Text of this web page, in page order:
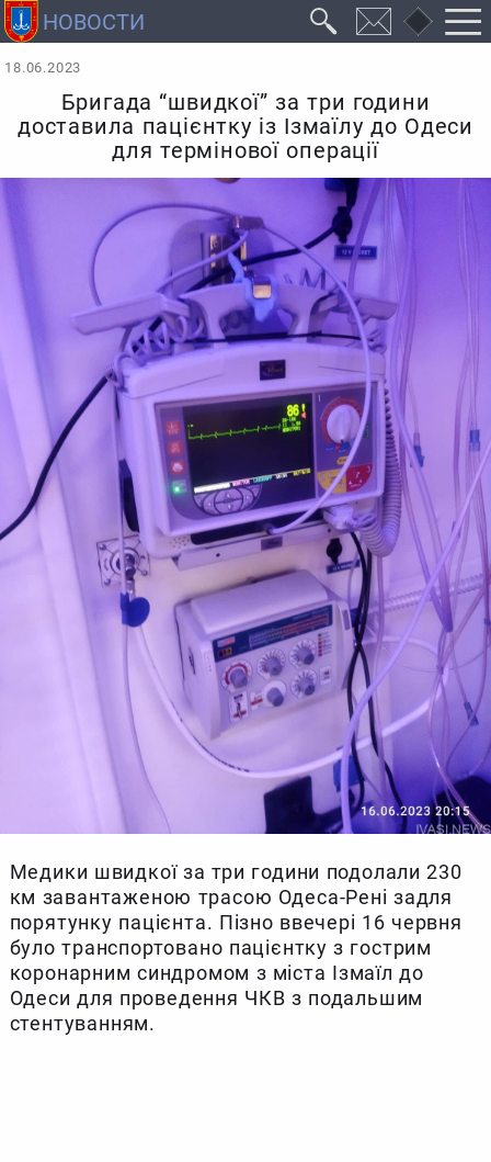
18.06.2023
Бригада “швидкої” за три години
доставила пацієнтку із Ізмаїлу до Одеси
для термінової операції
Медики швидкої за три години подолали 230
км завантаженою трасою Одеса-Рені задля
порятунку пацієнта. Пізно ввечері 16 червня
було транспортовано пацієнтку з гострим
коронарним синдромом з міста Ізмаїл до
Одеси для проведення ЧКВ з подальшим
стентуванням.